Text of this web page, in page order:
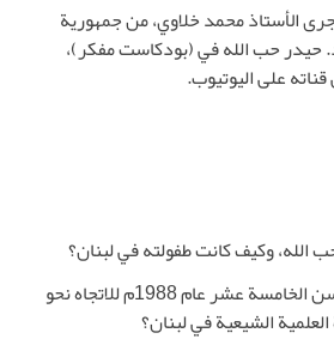
٢٢ - ٦ - ٢٠٢٥م أجرى الأستاذ محمد خلاوي، من جمهورية
حيدر حب الله في (بودكاست مفكر)،
الله، وكيف كانت طفولته في لبنان؟
. ما الذي دفعه وهو في سن الخامسة عشر عام 1988م للاتجاه نحو
الشيعية في لبنان؟